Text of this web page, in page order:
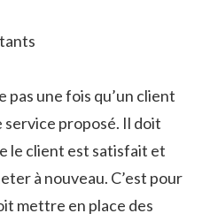
pas une fois qu’un client
service proposé. Il doit
le client est satisfait et
à nouveau. C’est pour
mettre en place des